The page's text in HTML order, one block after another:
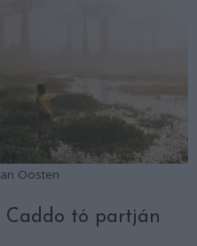
Oosten
Caddo tó partján